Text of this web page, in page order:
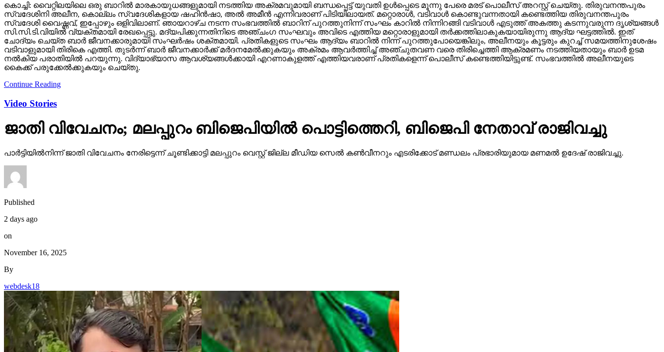
കൊച്ചി: വൈറ്റിലയിലെ ഒരു ബാറില്‍ മാരകായുധങ്ങളുമായി നടത്തിയ അക്രമവുമായി ബന്ധപ്പെട്ട് യുവതി ഉള്‍പ്പെടെ മൂന്നു പേരെ മരട് പൊലീസ് അറസ്റ്റ് ചെയ്തു. തിരുവനന്തപുരം
സ്വദേശിനി അലീന, കൊല്ലം സ്വദേശികളായ ഷഹിന്‍ഷാ, അല്‍ അമീന്‍ എന്നിവരാണ് പിടിയിലായത്. മറ്റൊരാള്‍, വടിവാള്‍ കൊണ്ടുവന്നതായി കണ്ടെത്തിയ തിരുവനന്തപുരം
സ്വദേശി വൈഷ്ണവ്, ഇപ്പോഴും ഒളിവിലാണ്. ഞായറാഴ്ച നടന്ന സംഭവത്തില്‍ ബാറിന് പുറത്തുനിന്ന് സംഘം കാറില്‍ നിന്നിറങ്ങി വടിവാള്‍ എടുത്ത് അകത്തു കടന്നുവരുന്ന ദൃശ്യങ്ങള്‍
സി.സി.ടി.വിയില്‍ വ്യക്തമായി രേഖപ്പെട്ടു. മദ്യപിക്കുന്നതിനിടെ അഞ്ചംഗ സംഘവും അവിടെ എത്തിയ മറ്റൊരാളുമായി തര്‍ക്കത്തിലാകുകയായിരുന്നു ആദ്യ ഘട്ടത്തില്‍. ഇത്
ചോദ്യം ചെയ്ത ബാര്‍ ജീവനക്കാരുമായി സംഘര്‍ഷം ശക്തമായി. പ്രതികളുടെ സംഘം ആദ്യം ബാറില്‍ നിന്ന് പുറത്തുപോയെങ്കിലും, അലീനയും കൂട്ടരും കുറച്ച് സമയത്തിനുശേഷം
വടിവാളുമായി തിരികെ എത്തി. തുടര്‍ന്ന് ബാര്‍ ജീവനക്കാര്‍ക്ക് മര്‍ദനമേല്‍ക്കുകയും അക്രമം ആവര്‍ത്തിച്ച് അഞ്ചുതവണ വരെ തിരിച്ചെത്തി ആക്രമണം നടത്തിയതായും ബാര്‍ ഉടമ
നല്‍കിയ പരാതിയില്‍ പറയുന്നു. വിദ്യാഭ്യാസ ആവശ്യങ്ങള്‍ക്കായി എറണാകുളത്ത് എത്തിയവരാണ് പ്രതികളെന്ന് പൊലീസ് കണ്ടെത്തിയിട്ടുണ്ട്. സംഭവത്തില്‍ അലീനയുടെ
കൈക്ക് പരുക്കേല്‍ക്കുകയും ചെയ്തു.
Continue Reading
Video Stories
ജാതി വിവേചനം; മലപ്പുറം ബിജെപിയില്‍ പൊട്ടിത്തെറി, ബിജെപി നേതാവ് രാജിവച്ചു
പാര്‍ട്ടിയില്‍നിന്ന് ജാതി വിവേചനം നേരിട്ടെന്ന് ചൂണ്ടിക്കാട്ടി മലപ്പുറം വെസ്റ്റ് ജില്ല മീഡിയ സെല്‍ കണ്‍വീനറും എടരിക്കോട് മണ്ഡലം പ്രഭാരിയുമായ മണമല്‍ ഉദേഷ് രാജിവച്ചു.
Published
2 days ago
on
November 16, 2025
By
webdesk18